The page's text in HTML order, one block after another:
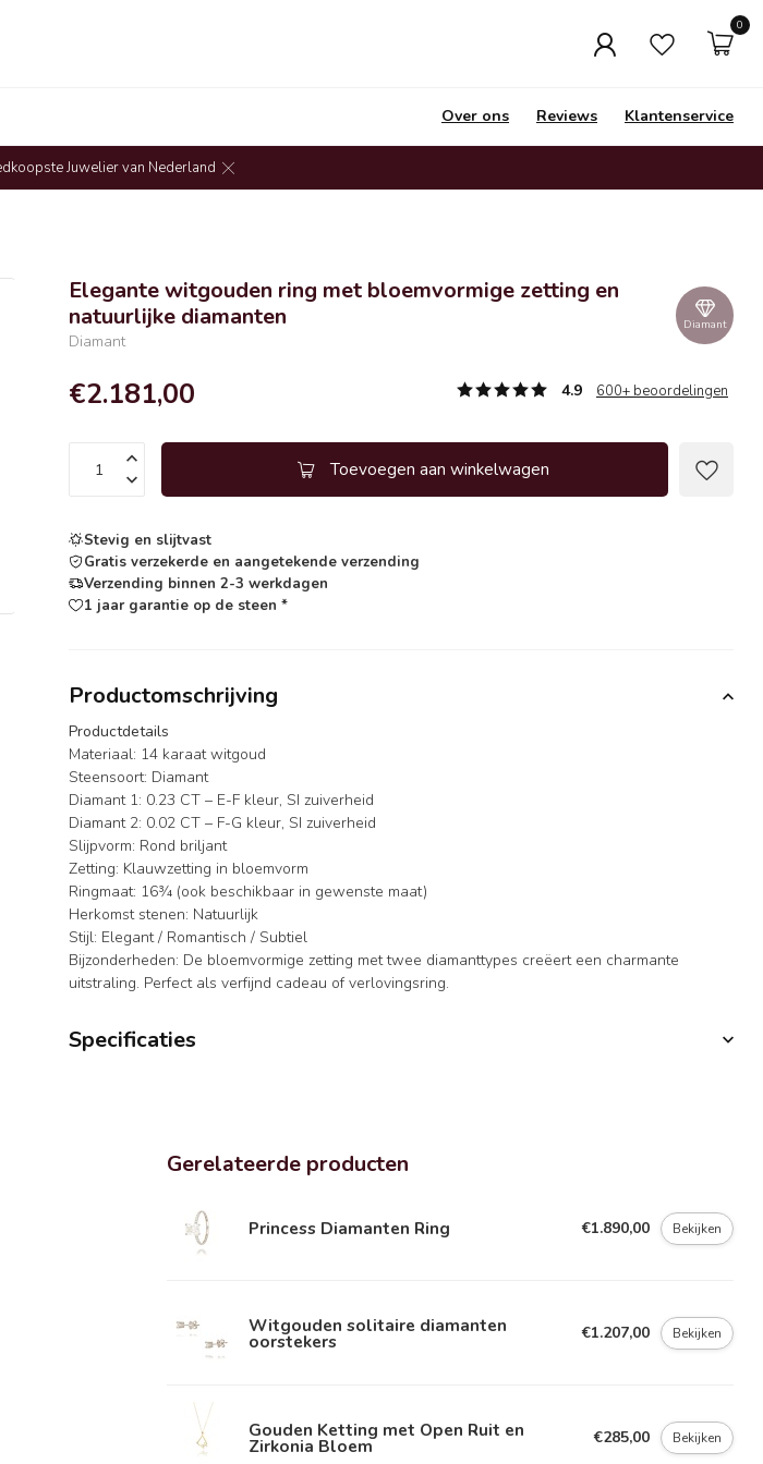
0
Over ons Reviews Klantenservice
Juwelier van Nederland
Elegante witgouden ring met bloemvormige zetting en
natuurlijke diamanten
Diamant
Diamant
€2.181,00 4.9 600+ beoordelingen
Toevoegen aan winkelwagen
Stevig en slijtvast
Gratis verzekerde en aangetekende verzending
Verzending binnen 2-3 werkdagen
1 jaar garantie op de steen *
Productomschrijving
Productdetails
Materiaal: 14 karaat witgoud
Steensoort: Diamant
Diamant 1: 0.23 CT – E-F kleur, SI zuiverheid
Diamant 2: 0.02 CT – F-G kleur, SI zuiverheid
Slijpvorm: Rond briljant
Zetting: Klauwzetting in bloemvorm
Ringmaat: 16¾ (ook beschikbaar in gewenste maat)
Herkomst stenen: Natuurlijk
Stijl: Elegant / Romantisch / Subtiel
Bijzonderheden: De bloemvormige zetting met twee diamanttypes creëert een charmante
uitstraling. Perfect als verfijnd cadeau of verlovingsring.
Specificaties
Gerelateerde producten
Princess Diamanten Ring €1.890,00 Bekijken
Witgouden solitaire diamanten
oorstekers €1.207,00 Bekijken
Gouden Ketting met Open Ruit en
Zirkonia Bloem €285,00 Bekijken